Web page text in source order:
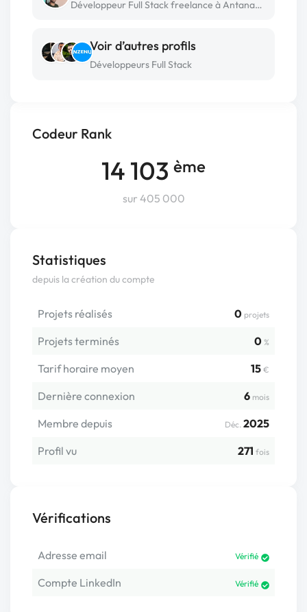
Codeur Rank
14 103 ème
sur 405 000
Statistiques
depuis la création du compte
Projets réalisés 0 projets
Projets terminés 0 %
Tarif horaire moyen 15 €
Dernière connexion 6 mois
Membre depuis Déc. 2025
Profil vu
271 fois
Vérifications
Adresse email Vérifié
Compte LinkedIn Vérifié
Développeur Full Stack freelance à Antananarivo
Voir d’autres profils
Développeurs Full Stack